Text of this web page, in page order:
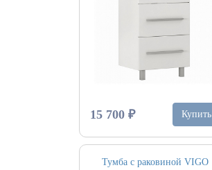
15 700 ₽ Купить
Тумба с раковиной VIGO